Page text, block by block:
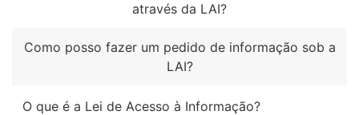
através da LAI?
Como posso fazer um pedido de informação sob a
LAI?
O que é a Lei de Acesso à Informação?